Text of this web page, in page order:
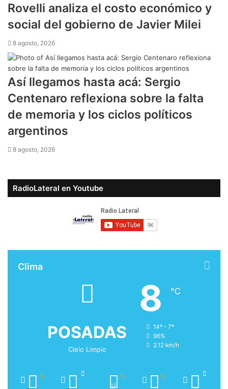
Rovelli analiza el costo económico y
social del gobierno de Javier Milei
8 agosto, 2026
Así llegamos hasta acá: Sergio
Centenaro reflexiona sobre la falta
de memoria y los ciclos políticos
argentinos
8 agosto, 2026
RadioLateral en Youtube
Clima
POSADAS
Cielo Limpio
8 ℃
14º - 7º
96%
2.12 km/h